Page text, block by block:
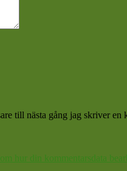
till nästa gång jag skriver en
hur din kommentarsdata